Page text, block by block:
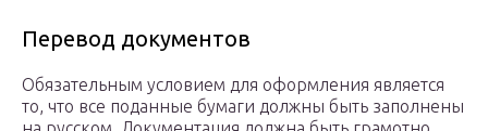
Перевод документов
Обязательным условием для оформления является
то, что все поданные бумаги должны быть заполнены